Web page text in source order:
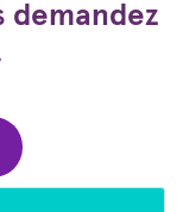
demandez